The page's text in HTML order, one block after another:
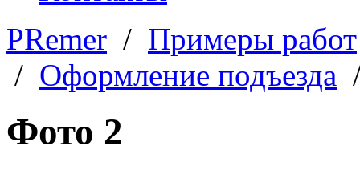
PRemer / Примеры работ
/ Оформление подъезда
Фото 2